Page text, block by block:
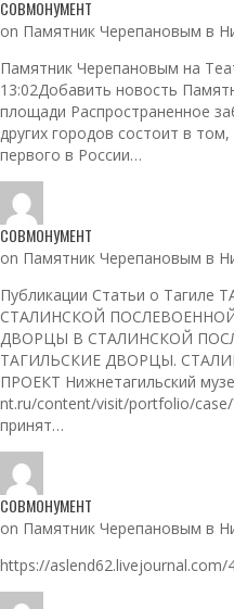
СОВМОНУМЕНТ
on Памятник Черепановым в
Памятник Черепановым на
13:02Добавить новость
площади Распространенное
других городов состоит в
первого в России…
СОВМОНУМЕНТ
on Памятник Черепановым в
Публикации Статьи о
СТАЛИНСКОЙ
ДВОРЦЫ В СТАЛИНСКОЙ
ТАГИЛЬСКИЕ ДВОРЦЫ.
ПРОЕКТ Нижнетагильский
nt.ru/content/visit/portfolio/case/
принят…
СОВМОНУМЕНТ
on Памятник Черепановым в
https://aslend62.livejournal.com/